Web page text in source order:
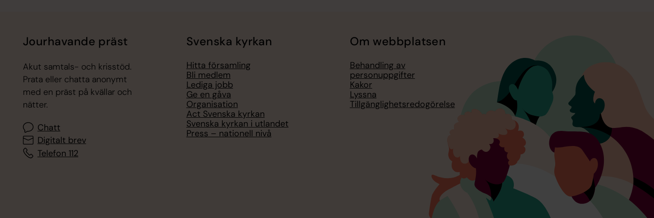
Jourhavande präst
Akut samtals- och krisstöd.
Prata eller chatta anonymt
med en präst på kvällar och
nätter.
Chatt
Digitalt brev
Telefon 112
Svenska kyrkan
Hitta församling
Bli medlem
Lediga jobb
Ge en gåva
Organisation
Act Svenska kyrkan
Svenska kyrkan i utlandet
Press – nationell nivå
Om webbplatsen
Behandling av
personuppgifter
Kakor
Lyssna
Tillgänglighetsredogörelse